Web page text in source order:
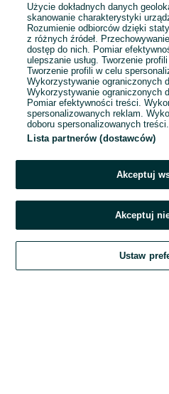
E-mail
Hasło
Kontynuując za pośrednictwem
Użycie dokładnych danych
skanowanie charakterystyki
Rozumienie odbiorców dzięki
z różnych źródeł.
dostęp do nich. Pomiar
ulepszanie usług. Tworzenie
Tworzenie profili w celu
Wykorzystywanie ograniczonych
Wykorzystywanie ograniczonych
Pomiar efektywności treści.
spersonalizowanych reklam.
doboru spersonalizowanych treści.
Lista partnerów (dostawców)
Akceptuj
Akceptuj
Ustaw